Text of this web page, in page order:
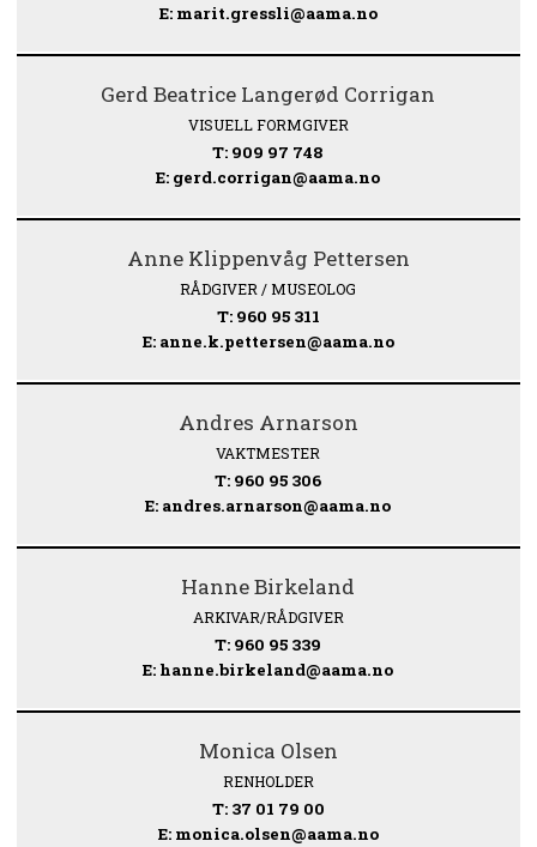
E: marit.gressli@aama.no
Gerd Beatrice Langerød Corrigan
VISUELL FORMGIVER
T: 909 97 748
E: gerd.corrigan@aama.no
Anne Klippenvåg Pettersen
RÅDGIVER / MUSEOLOG
T: 960 95 311
E: anne.k.pettersen@aama.no
Andres Arnarson
VAKTMESTER
T: 960 95 306
E: andres.arnarson@aama.no
Hanne Birkeland
ARKIVAR/RÅDGIVER
T: 960 95 339
E: hanne.birkeland@aama.no
Monica Olsen
RENHOLDER
T: 37 01 79 00
E: monica.olsen@aama.no